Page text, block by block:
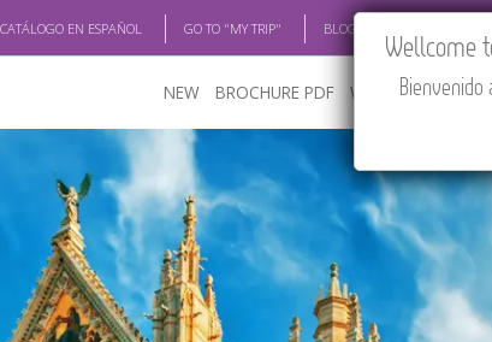
EN ESPAÑOL GO TO "MY TRIP" BLOG
NEW BROCHURE PDF WHERE TO BUY
Wellcome